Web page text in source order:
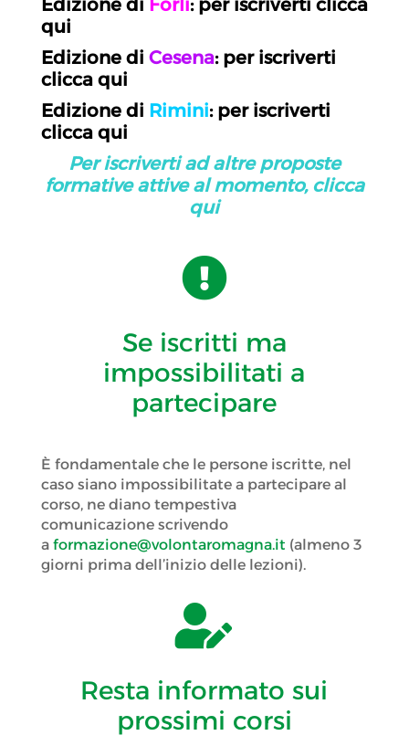
Edizione di Forlì: per iscriverti clicca
qui
Edizione di Cesena: per iscriverti
clicca qui
Edizione di Rimini: per iscriverti
clicca qui
Per iscriverti ad altre proposte
formative attive al momento, clicca
qui

Se iscritti ma
impossibilitati a
partecipare
È fondamentale che le persone iscritte, nel
caso siano impossibilitate a partecipare al
corso, ne diano tempestiva
comunicazione scrivendo
a formazione@volontaromagna.it (almeno 3
giorni prima dell’inizio delle lezioni).

Resta informato sui
prossimi corsi